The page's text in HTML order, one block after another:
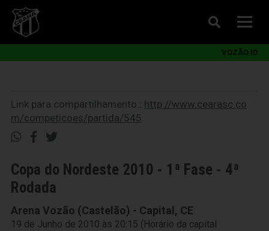
VOZÃO ID
Link para compartilhamento:: http://www.cearasc.co
m/competicoes/partida/545
Copa do Nordeste 2010 - 1ª Fase - 4ª
Rodada
Arena Vozão (Castelão) - Capital, CE
19 de Junho de 2010 às 20:15 (Horário da capital